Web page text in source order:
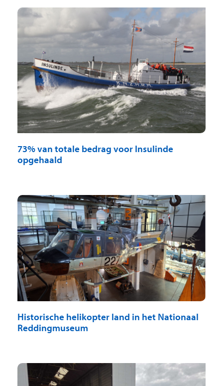
73% van totale bedrag voor Insulinde
opgehaald
Historische helikopter land in het Nationaal
Reddingmuseum